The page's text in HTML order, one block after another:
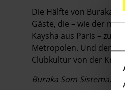
Die Hälfte von Buraka
Gäste, die – wie der
Kaysha aus Paris – zu
Metropolen. Und der
Clubkultur von der
Buraka Som Sistema: